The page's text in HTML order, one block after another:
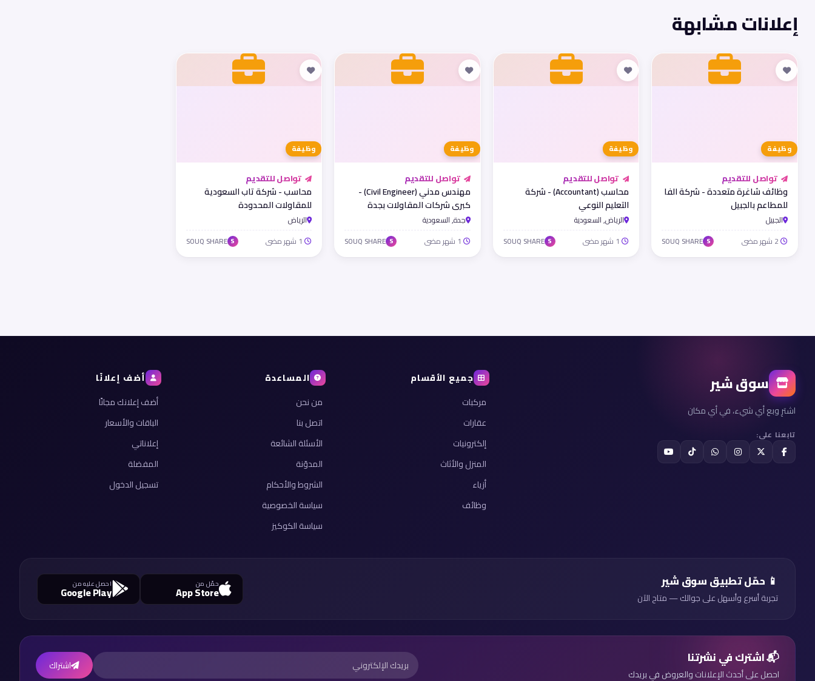
إعلانات مشابهة
وظيفة
تواصل للتقديم
وظائف شاغرة متعددة - شركة الفا
للمطاعم بالجبيل
الجبيل
S
SOUQ SHARE
وظيفة
تواصل للتقديم
محاسب (Accountant) - شركة
التعليم النوعي
الرياض, السعودية
1 شهر مضى
S
SOUQ SHARE
وظيفة
تواصل للتقديم
مهندس مدني (Civil Engineer) -
كبرى شركات المقاولات بجدة
جدة, السعودية
S
SOUQ SHARE
وظيفة
تواصل للتقديم
محاسب - شركة تاب السعودية
للمقاولات المحدودة
الرياض
1 شهر مضى
S
SOUQ SHARE
سوق شير
اشترِ وبع أي شيء، في أي مكان
تابعنا على:
جميع الأقسام
مركبات
عقارات
إلكترونيات
المنزل والأثاث
أزياء
وظائف
المساعدة
من نحن
اتصل بنا
الأسئلة الشائعة
المدوّنة
الشروط والأحكام
سياسة الخصوصية
سياسة الكوكيز
أضف إعلانًا
أضف إعلانك مجانًا
الباقات والأسعار
إعلاناتي
المفضلة
تسجيل الدخول
📱 حمّل تطبيق سوق شير
تجربة أسرع وأسهل على جوالك — متاح الآن
حمّل من
App Store احصل عليه من
Google Play
📬 اشترك في نشرتنا
احصل على أحدث الإعلانات والعروض في بريدك
اشتراك